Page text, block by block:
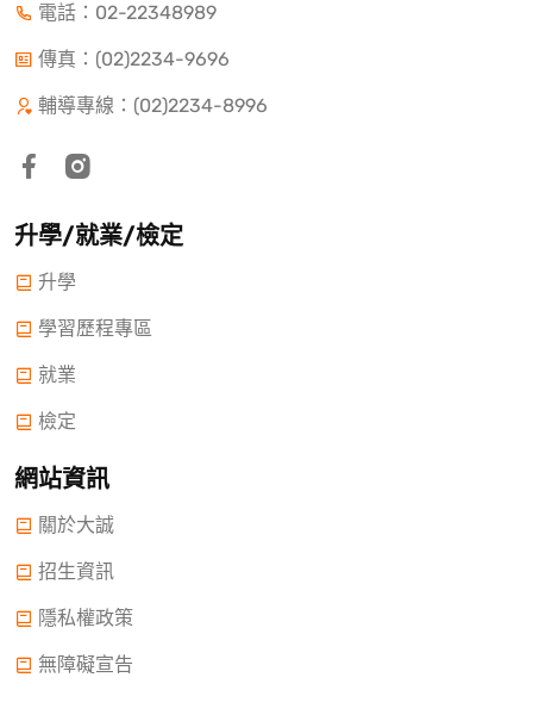
電話： 02-22348989
傳真：(02)2234-9696
輔導專線：(02)2234-8996
升學/就業/檢定
升學
學習歷程專區
就業
檢定
網站資訊
關於大誠
招生資訊
隱私權政策
無障礙宣告